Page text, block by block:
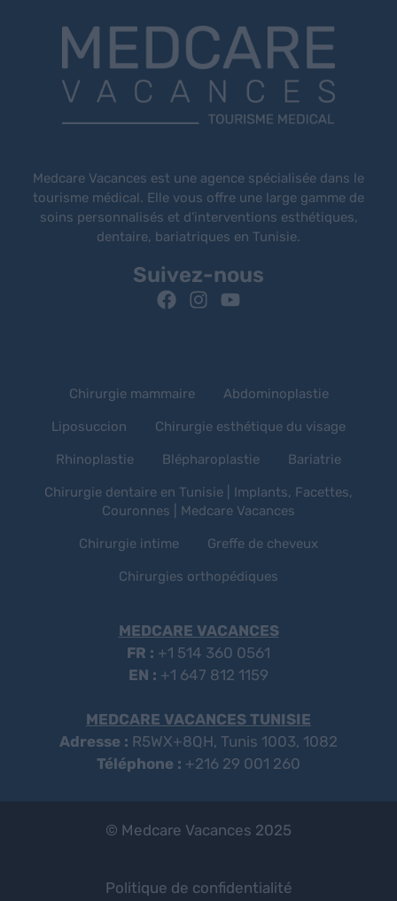
Medcare Vacances est une agence spécialisée dans le
tourisme médical. Elle vous offre une large gamme de
soins personnalisés et d’interventions esthétiques,
dentaire, bariatriques en Tunisie.
Suivez-nous
Chirurgie mammaire Abdominoplastie
Liposuccion Chirurgie esthétique du visage
Rhinoplastie Blépharoplastie Bariatrie
Chirurgie dentaire en Tunisie | Implants, Facettes,
Couronnes | Medcare Vacances
Chirurgie intime Greffe de cheveux
Chirurgies orthopédiques
MEDCARE VACANCES
FR : +1 514 360 0561
EN : +1 647 812 1159
MEDCARE VACANCES TUNISIE
Adresse : R5WX+8QH, Tunis 1003, 1082
Téléphone : +216 29 001 260
© Medcare Vacances 2025
Politique de confidentialité